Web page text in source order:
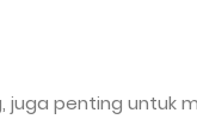
penting untuk